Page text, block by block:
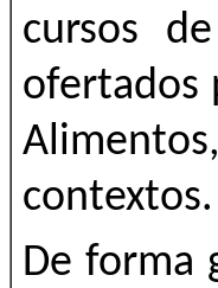
cursos
ofertados
contextos.
De forma